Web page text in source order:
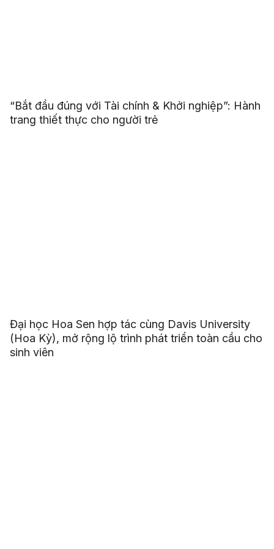
“Bắt đầu đúng với Tài chính & Khởi nghiệp”: Hành
trang thiết thực cho người trẻ
Đại học Hoa Sen hợp tác cùng Davis University
(Hoa Kỳ), mở rộng lộ trình phát triển toàn cầu cho
sinh viên